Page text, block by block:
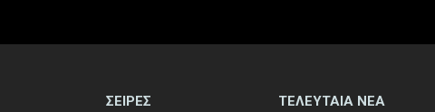
ΣΕΙΡΕΣ
ΤΕΛΕΥΤΑΙΑ ΝΕΑ